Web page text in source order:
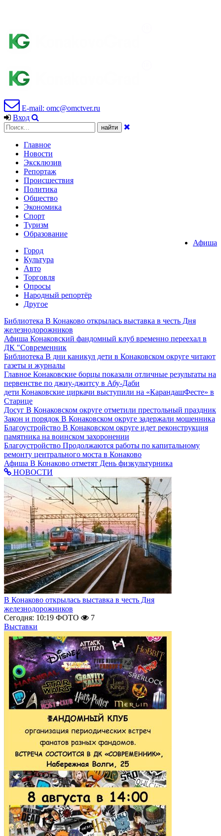
E-mail: omc@omctver.ru
Вход
Главное
Новости
Эксклюзив
Репортаж
Происшествия
Политика
Общество
Экономика
Спорт
Туризм
Образование
Афиша
Город
Культура
Авто
Торговля
Опросы
Народный репортёр
Другое
Библиотека В Конаково открылась выставка в честь Дня
железнодорожников
Афиша Конаковский фандомный клуб временно переехал в
ДК "Современник
Библиотека В дни каникул дети в Конаковском округе читают
газеты и журналы
Главное Конаковские борцы показали отличные результаты на
первенстве по джиу-джитсу в Абу-Даби
дети Конаковские циркачи выступили на «КарандашФесте» в
Старице
Досуг В Конаковском округе отметили престольный праздник
Закон и порядок В Конаковском округе задержали мошенника
Благоустройство В Конаковском округе идет реконструкция
памятника на воинском захоронении
Благоустройство Продолжаются работы по капитальному
ремонту центрального моста в Конаково
Афиша В Конаково отметят День физкультурника
НОВОСТИ
В Конаково открылась выставка в честь Дня
железнодорожников
Сегодня: 10:19 ФОТО
7
Выставки